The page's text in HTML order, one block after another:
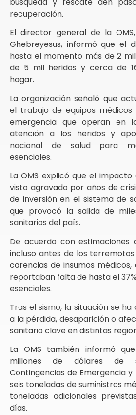
recuperación.
El director general de la
Ghebreyesus, informó que el
hasta el momento más de 2
de 5 mil heridos y cerca de
hogar.
La organización señaló que
el trabajo de equipos médicos
emergencia que operan en
atención a los heridos y
nacional de salud para
esenciales.
La OMS explicó que el
visto agravado por años de
de inversión en el sistema de
que provocó la salida de
sanitarios del país.
De acuerdo con estimaciones
incluso antes de los
carencias de insumos
reportaban falta de hasta el
esenciales.
Tras el sismo, la situación se
a la pérdida, desaparición o
sanitario clave en distintas
La OMS también informó
millones de dólares de
Contingencias de Emergencia
seis toneladas de suministros
toneladas adicionales
días.